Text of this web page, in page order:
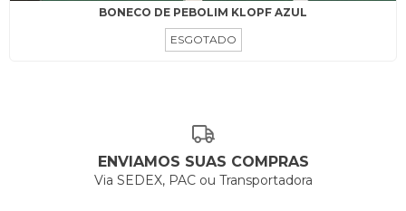
BONECO DE PEBOLIM KLOPF AZUL
ESGOTADO
ENVIAMOS SUAS COMPRAS
Via SEDEX, PAC ou Transportadora